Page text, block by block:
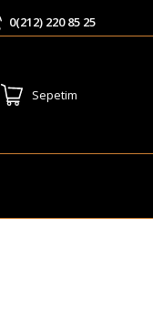
0(212) 220 85 25
Sepetim